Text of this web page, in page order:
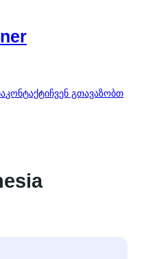
კონტაქტიჩვენ გთავაზობთ